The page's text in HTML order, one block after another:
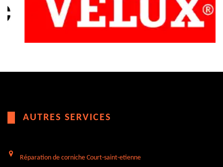
AUTRES SERVICES
Réparation de corniche Court-saint-etienne